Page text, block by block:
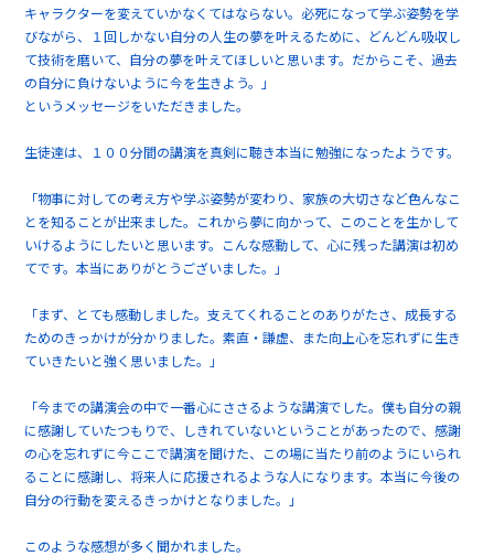
キャラクターを変えていかなくてはならない。必死になって学ぶ姿勢を学
びながら、１回しかない自分の人生の夢を叶えるために、どんどん吸収し
て技術を磨いて、自分の夢を叶えてほしいと思います。だからこそ、過去
の自分に負けないように今を生きよう。」
というメッセージをいただきました。
生徒達は、１００分間の講演を真剣に聴き本当に勉強になったようです。
「物事に対しての考え方や学ぶ姿勢が変わり、家族の大切さなど色んなこ
とを知ることが出来ました。これから夢に向かって、このことを生かして
いけるようにしたいと思います。こんな感動して、心に残った講演は初め
てです。本当にありがとうございました。」
「まず、とても感動しました。支えてくれることのありがたさ、成長する
ためのきっかけが分かりました。素直・謙虚、また向上心を忘れずに生き
ていきたいと強く思いました。」
「今までの講演会の中で一番心にささるような講演でした。僕も自分の親
に感謝していたつもりで、しきれていないということがあったので、感謝
の心を忘れずに今ここで講演を聞けた、この場に当たり前のようにいられ
ることに感謝し、将来人に応援されるような人になります。本当に今後の
自分の行動を変えるきっかけとなりました。」
このような感想が多く聞かれました。